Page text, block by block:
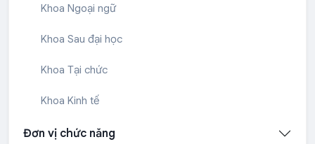
Khoa Ngoại ngữ
Khoa Sau đại học
Khoa Tại chức
Khoa Kinh tế
Đơn vị chức năng